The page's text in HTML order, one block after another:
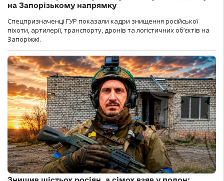
на Запорізькому напрямку
Спецпризначенці ГУР показали кадри знищення російської
піхоти, артилерії, транспорту, дронів та логістичних об’єктів на
Запоріжжі.